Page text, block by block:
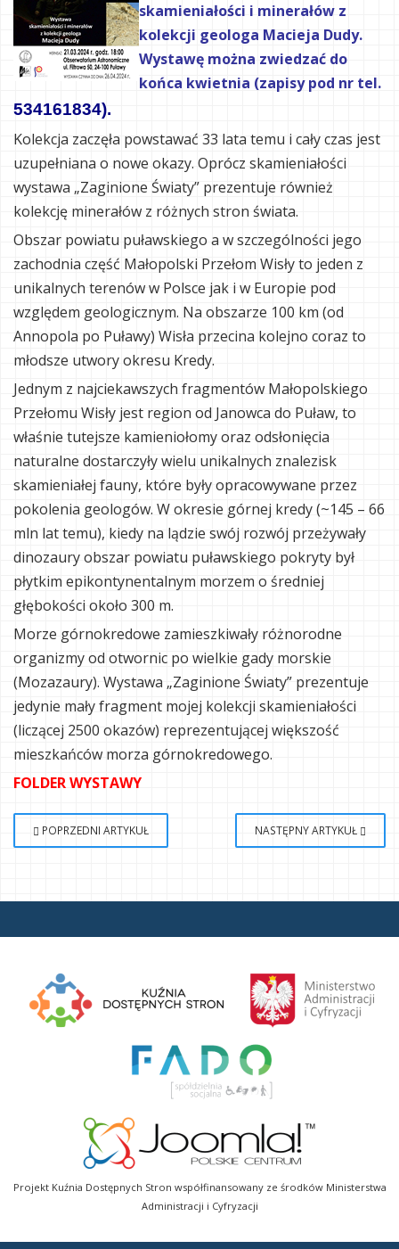
skamieniałości i minerałów z
kolekcji geologa Macieja Dudy.
Wystawę można zwiedzać do
końca kwietnia (zapisy pod nr tel.
534161834).
Kolekcja zaczęła powstawać 33 lata temu i cały czas jest
uzupełniana o nowe okazy. Oprócz skamieniałości
wystawa „Zaginione Światy” prezentuje również
kolekcję minerałów z różnych stron świata.
Obszar powiatu puławskiego a w szczególności jego
zachodnia część Małopolski Przełom Wisły to jeden z
unikalnych terenów w Polsce jak i w Europie pod
względem geologicznym. Na obszarze 100 km (od
Annopola po Puławy) Wisła przecina kolejno coraz to
młodsze utwory okresu Kredy.
Jednym z najciekawszych fragmentów Małopolskiego
Przełomu Wisły jest region od Janowca do Puław, to
właśnie tutejsze kamieniołomy oraz odsłonięcia
naturalne dostarczyły wielu unikalnych znalezisk
skamieniałej fauny, które były opracowywane przez
pokolenia geologów. W okresie górnej kredy (~145 – 66
mln lat temu), kiedy na lądzie swój rozwój przeżywały
dinozaury obszar powiatu puławskiego pokryty był
płytkim epikontynentalnym morzem o średniej
głębokości około 300 m.
Morze górnokredowe zamieszkiwały różnorodne
organizmy od otwornic po wielkie gady morskie
(Mozazaury). Wystawa „Zaginione Światy” prezentuje
jedynie mały fragment mojej kolekcji skamieniałości
(liczącej 2500 okazów) reprezentującej większość
mieszkańców morza górnokredowego.
FOLDER WYSTAWY
POPRZEDNI ARTYKUŁ NASTĘPNY ARTYKUŁ
Projekt Kuźnia Dostępnych Stron współfinansowany ze środków Ministerstwa
Administracji i Cyfryzacji